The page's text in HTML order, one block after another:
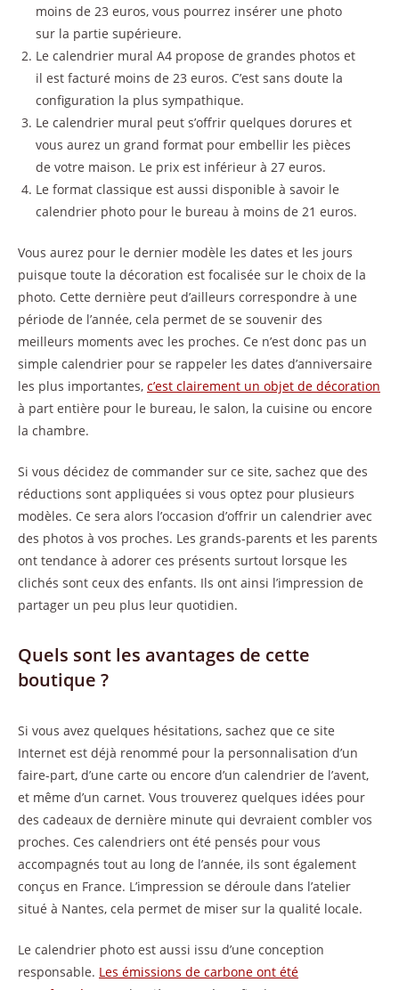
moins de 23 euros, vous pourrez insérer une photo
sur la partie supérieure.
Le calendrier mural A4 propose de grandes photos et
il est facturé moins de 23 euros. C’est sans doute la
configuration la plus sympathique.
Le calendrier mural peut s’offrir quelques dorures et
vous aurez un grand format pour embellir les pièces
de votre maison. Le prix est inférieur à 27 euros.
Le format classique est aussi disponible à savoir le
calendrier photo pour le bureau à moins de 21 euros.
Vous aurez pour le dernier modèle les dates et les jours
puisque toute la décoration est focalisée sur le choix de la
photo. Cette dernière peut d’ailleurs correspondre à une
période de l’année, cela permet de se souvenir des
meilleurs moments avec les proches. Ce n’est donc pas un
simple calendrier pour se rappeler les dates d’anniversaire
les plus importantes, c’est clairement un objet de décoration
à part entière pour le bureau, le salon, la cuisine ou encore
la chambre.
Si vous décidez de commander sur ce site, sachez que des
réductions sont appliquées si vous optez pour plusieurs
modèles. Ce sera alors l’occasion d’offrir un calendrier avec
des photos à vos proches. Les grands-parents et les parents
ont tendance à adorer ces présents surtout lorsque les
clichés sont ceux des enfants. Ils ont ainsi l’impression de
partager un peu plus leur quotidien.
Quels sont les avantages de cette
boutique ?
Si vous avez quelques hésitations, sachez que ce site
Internet est déjà renommé pour la personnalisation d’un
faire-part, d’une carte ou encore d’un calendrier de l’avent,
et même d’un carnet. Vous trouverez quelques idées pour
des cadeaux de dernière minute qui devraient combler vos
proches. Ces calendriers ont été pensés pour vous
accompagnés tout au long de l’année, ils sont également
conçus en France. L’impression se déroule dans l’atelier
situé à Nantes, cela permet de miser sur la qualité locale.
Le calendrier photo est aussi issu d’une conception
responsable. Les émissions de carbone ont été